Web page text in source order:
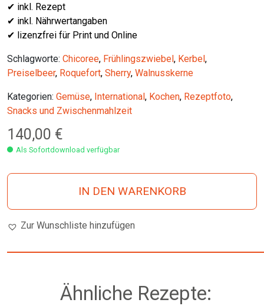
✔ inkl. Rezept
✔ inkl. Nährwertangaben
✔ lizenzfrei für Print und Online
Schlagworte: Chicoree, Frühlingszwiebel , Kerbel ,
Preiselbeer, Roquefort, Sherry, Walnusskerne
Kategorien: Gemüse, International , Kochen, Rezeptfoto,
Snacks und Zwischenmahlzeit
140,00 €
Als Sofortdownload verfügbar
IN DEN WARENKORB
Zur Wunschliste hinzufügen
Ähnliche Rezepte: